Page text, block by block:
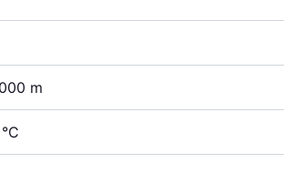
m